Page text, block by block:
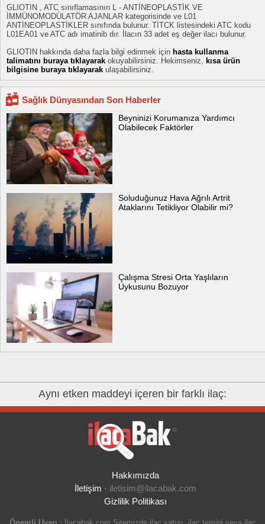
GLIOTIN , ATC sınıflamasının L - ANTİNEOPLASTİK VE
İMMÜNOMODÜLATÖR AJANLAR kategorisinde ve L01
ANTİNEOPLASTİKLER sınıfında bulunur. TİTCK listesindeki ATC kodu
L01EA01 ve ATC adı imatinib dır. İlacın 33 adet eş değer ilacı bulunur.
GLIOTIN hakkında daha fazla bilgi edinmek için hasta kullanma
talimatını buraya tıklayarak okuyabilirsiniz. Hekimseniz, kısa ürün
bilgisine buraya tıklayarak ulaşabilirsiniz.
Sağlık Dünyasından Son Haberler
Beyninizi Korumanıza Yardımcı
Olabilecek Faktörler
Soluduğunuz Hava Ağrılı Artrit
Ataklarını Tetikliyor Olabilir mi?
Çalışma Stresi Orta Yaşlıların
Uykusunu Bozuyor
Aynı etken maddeyi içeren bir farklı ilaç:
Hakkımızda
İletişim - iletisim@ilacabak.com
Gizlilik Politikası